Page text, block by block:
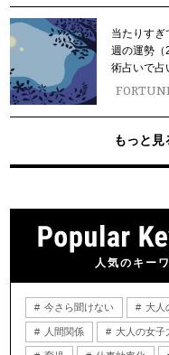
当たりすぎ
週の運勢（
術占いで占
もっと見
人気のキー
今さら聞けない 大人
人間関係 大人の女子